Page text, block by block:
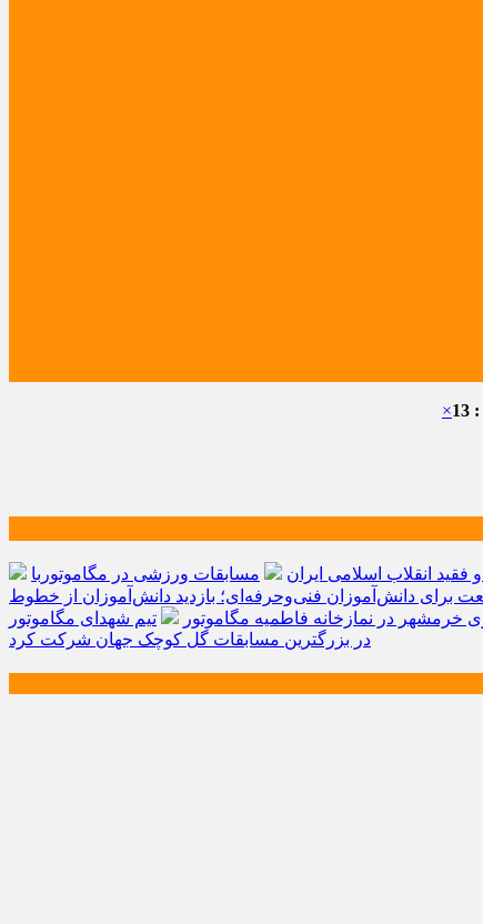
×
انقلاب اسلامی ایران
مسابقات ورزشی در مگاموتوربا
برای دانش‌آموزان فنی‌وحرفه‌ای؛ بازدید دانش‌آموزان از خطوط
خرمشهر در نمازخانه فاطمیه مگاموتور
تیم شهدای مگاموتور
در بزرگترین مسابقات گل کوچک جهان شرکت کرد